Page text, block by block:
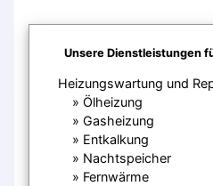
Unsere Dienstleistungen
Heizungswartung und
Ölheizung
Gasheizung
Entkalkung
Nachtspeicher
Fernwärme